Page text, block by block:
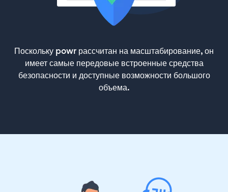
Поскольку powr рассчитан на масштабирование, он
имеет самые передовые встроенные средства
безопасности и доступные возможности большого
объема.